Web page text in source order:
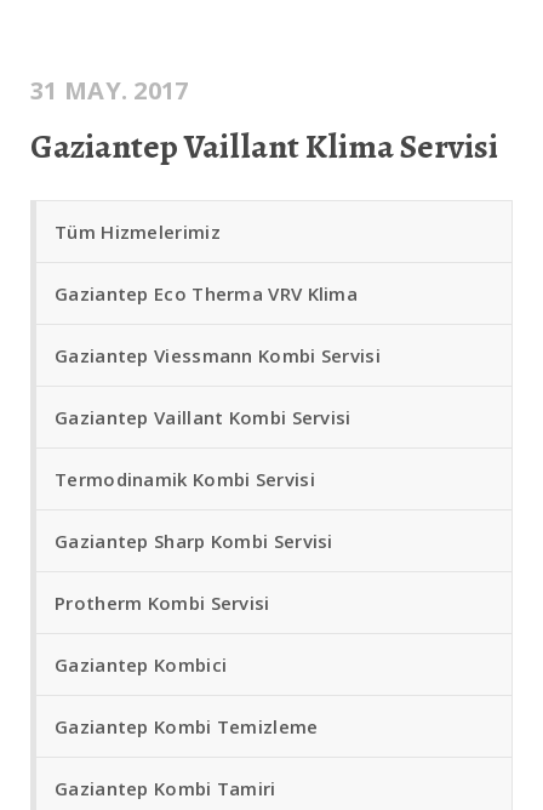
31 MAY. 2017
Gaziantep Vaillant Klima Servisi
Tüm Hizmelerimiz
Gaziantep Eco Therma VRV Klima
Gaziantep Viessmann Kombi Servisi
Gaziantep Vaillant Kombi Servisi
Termodinamik Kombi Servisi
Gaziantep Sharp Kombi Servisi
Protherm Kombi Servisi
Gaziantep Kombici
Gaziantep Kombi Temizleme
Gaziantep Kombi Tamiri